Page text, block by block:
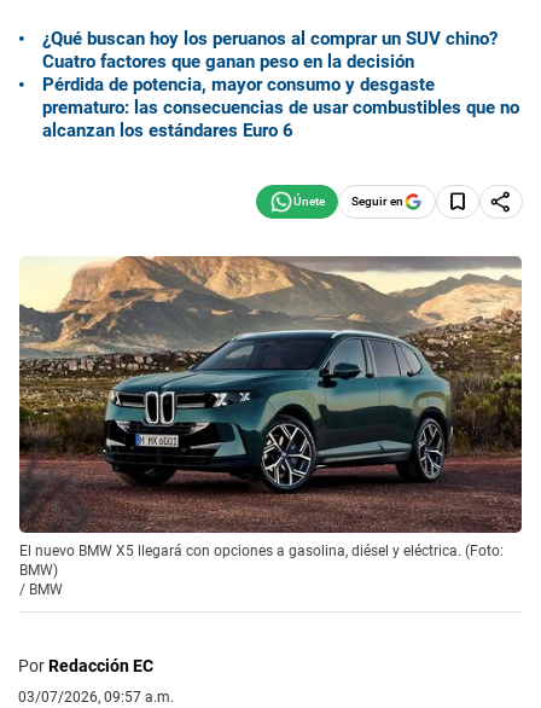
¿Qué buscan hoy los peruanos al comprar un SUV chino?
Cuatro factores que ganan peso en la decisión
Pérdida de potencia, mayor consumo y desgaste
prematuro: las consecuencias de usar combustibles que no
alcanzan los estándares Euro 6
Seguir en
El nuevo BMW X5 llegará con opciones a gasolina, diésel y eléctrica. (Foto:
BMW)
/ BMW
PorRedacción EC
03/07/2026, 09:57 a.m.